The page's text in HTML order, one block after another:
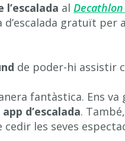
l’escalada al
d’escalada gratuït
de poder-hi assistir
fantàstica. Ens
app d’escalada.
les seves